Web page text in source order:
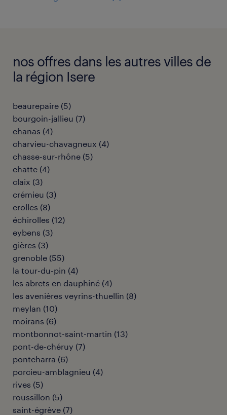
nos offres dans les autres villes de
la région Isere
beaurepaire (5)
bourgoin-jallieu (7)
chanas (4)
charvieu-chavagneux (4)
chasse-sur-rhône (5)
chatte (4)
claix (3)
crémieu (3)
crolles (8)
échirolles (12)
eybens (3)
gières (3)
grenoble (55)
la tour-du-pin (4)
les abrets en dauphiné (4)
les avenières veyrins-thuellin (8)
meylan (10)
moirans (6)
montbonnot-saint-martin (13)
pont-de-chéruy (7)
pontcharra (6)
porcieu-amblagnieu (4)
rives (5)
roussillon (5)
saint-égrève (7)